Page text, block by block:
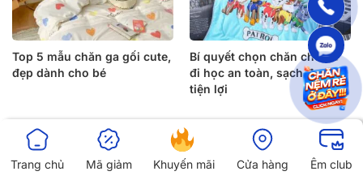
Top 5 mẫu chăn ga gối cute,
đẹp dành cho bé
Bí quyết chọn chăn cho bé
đi học an toàn, sạch đẹp &
tiện lợi
Trang chủ Mã giảm Khuyến mãi Cửa hàng Êm club